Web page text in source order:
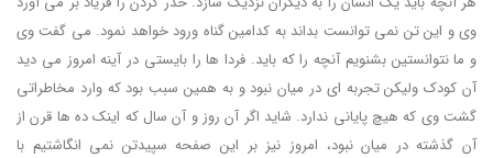
وی و این تن نمی توانست بداند به کدامین گناه ورود خواهد نمود. می گفت وی
و ما نتوانستین بشنویم آنچه را که باید. فردا ها را بایستی در آینه امروز می دید
آن کودک ولیکن تجربه ای در میان نبود و به همین سبب بود که وارد مخاطراتی
گشت وی که هیچ پایانی ندارد. شاید اگر آن روز و آن سال که اینک ده ها قرن از
آن گذشته در میان نبود، امروز نیز بر این صفحه سپیدتن نمی انگاشتیم با